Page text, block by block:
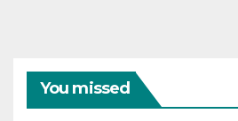
You missed